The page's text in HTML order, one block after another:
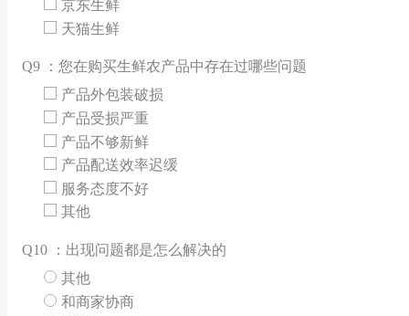
京东生鲜
天猫生鲜
Q9 ：您在购买生鲜农产品中存在过哪些问题
产品外包装破损
产品受损严重
产品不够新鲜
产品配送效率迟缓
服务态度不好
其他
Q10 ：出现问题都是怎么解决的
其他
和商家协商